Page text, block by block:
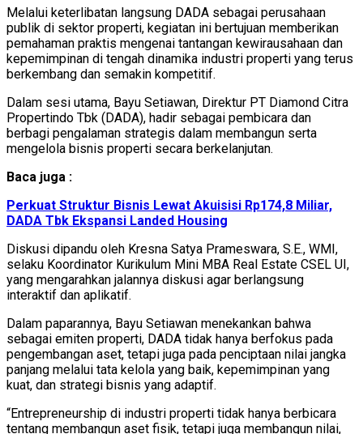
Melalui keterlibatan langsung DADA sebagai perusahaan
publik di sektor properti, kegiatan ini bertujuan memberikan
pemahaman praktis mengenai tantangan kewirausahaan dan
kepemimpinan di tengah dinamika industri properti yang terus
berkembang dan semakin kompetitif.
Dalam sesi utama, Bayu Setiawan, Direktur PT Diamond Citra
Propertindo Tbk (DADA), hadir sebagai pembicara dan
berbagi pengalaman strategis dalam membangun serta
mengelola bisnis properti secara berkelanjutan.
Baca juga :
Perkuat Struktur Bisnis Lewat Akuisisi Rp174,8 Miliar,
DADA Tbk Ekspansi Landed Housing
Diskusi dipandu oleh Kresna Satya Prameswara, S.E., WMI,
selaku Koordinator Kurikulum Mini MBA Real Estate CSEL UI,
yang mengarahkan jalannya diskusi agar berlangsung
interaktif dan aplikatif.
Dalam paparannya, Bayu Setiawan menekankan bahwa
sebagai emiten properti, DADA tidak hanya berfokus pada
pengembangan aset, tetapi juga pada penciptaan nilai jangka
panjang melalui tata kelola yang baik, kepemimpinan yang
kuat, dan strategi bisnis yang adaptif.
“Entrepreneurship di industri properti tidak hanya berbicara
tentang membangun aset fisik, tetapi juga membangun nilai,